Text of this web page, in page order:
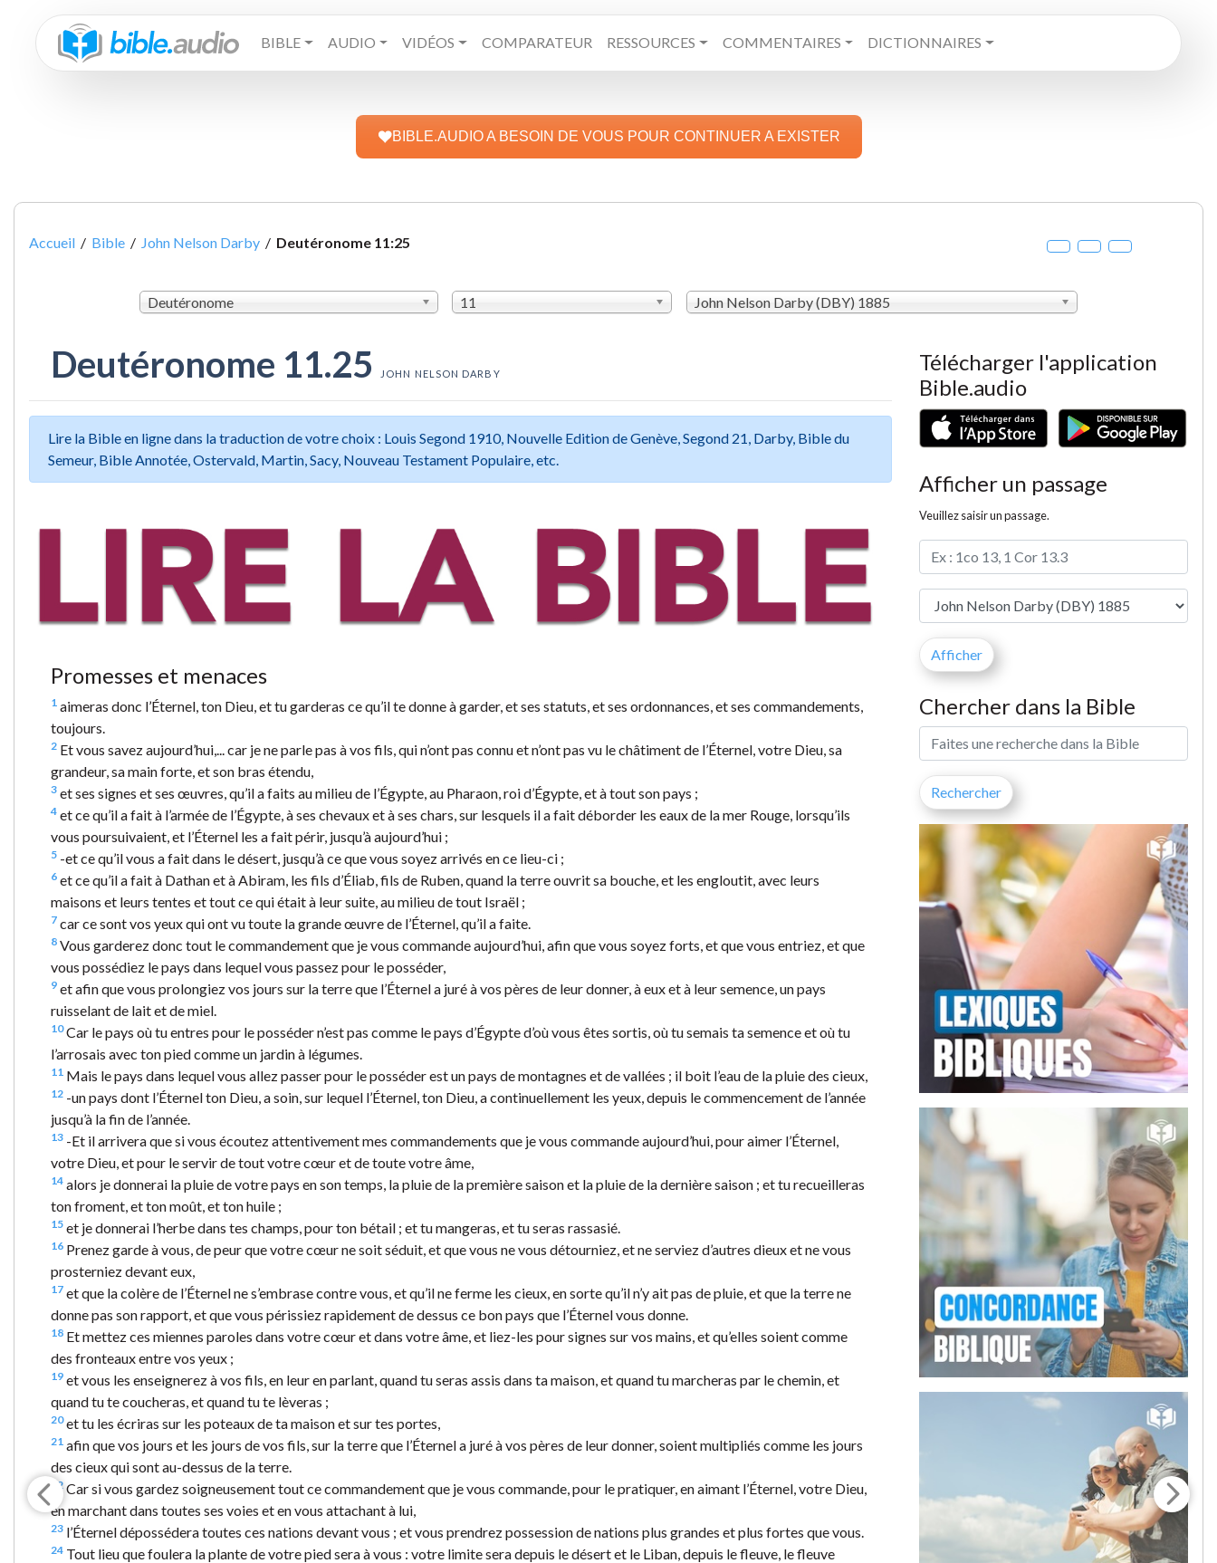
BIBLE AUDIO VIDÉOS COMPARATEUR RESSOURCES COMMENTAIRES DICTIONNAIRES
BIBLE.AUDIO A BESOIN DE VOUS POUR CONTINUER A EXISTER
Accueil / Bible / John Nelson Darby / Deutéronome 11:25
Deutéronome 11 John Nelson Darby (DBY) 1885
Deutéronome 11.25 JOHN NELSON DARBY
Lire la Bible en ligne dans la traduction de votre choix : Louis Segond 1910, Nouvelle Edition de Genève, Segond 21, Darby, Bible du
Semeur, Bible Annotée, Ostervald, Martin, Sacy, Nouveau Testament Populaire, etc.
Promesses et menaces
1 aimeras donc l’Éternel, ton Dieu, et tu garderas ce qu’il te donne à garder, et ses statuts, et ses ordonnances, et ses commandements,
toujours.
2 Et vous savez aujourd’hui,... car je ne parle pas à vos fils, qui n’ont pas connu et n’ont pas vu le châtiment de l’Éternel, votre Dieu, sa
grandeur, sa main forte, et son bras étendu,
3 et ses signes et ses œuvres, qu’il a faits au milieu de l’Égypte, au Pharaon, roi d’Égypte, et à tout son pays ;
4 et ce qu’il a fait à l’armée de l’Égypte, à ses chevaux et à ses chars, sur lesquels il a fait déborder les eaux de la mer Rouge, lorsqu’ils
vous poursuivaient, et l’Éternel les a fait périr, jusqu’à aujourd’hui ;
5 -et ce qu’il vous a fait dans le désert, jusqu’à ce que vous soyez arrivés en ce lieu-ci ;
6 et ce qu’il a fait à Dathan et à Abiram, les fils d’Éliab, fils de Ruben, quand la terre ouvrit sa bouche, et les engloutit, avec leurs
maisons et leurs tentes et tout ce qui était à leur suite, au milieu de tout Israël ;
7 car ce sont vos yeux qui ont vu toute la grande œuvre de l’Éternel, qu’il a faite.
8 Vous garderez donc tout le commandement que je vous commande aujourd’hui, afin que vous soyez forts, et que vous entriez, et que
vous possédiez le pays dans lequel vous passez pour le posséder,
9 et afin que vous prolongiez vos jours sur la terre que l’Éternel a juré à vos pères de leur donner, à eux et à leur semence, un pays
ruisselant de lait et de miel.
10Car le pays où tu entres pour le posséder n’est pas comme le pays d’Égypte d’où vous êtes sortis, où tu semais ta semence et où tu
l’arrosais avec ton pied comme un jardin à légumes.
11 Mais le pays dans lequel vous allez passer pour le posséder est un pays de montagnes et de vallées ; il boit l’eau de la pluie des cieux,
12 -un pays dont l’Éternel ton Dieu, a soin, sur lequel l’Éternel, ton Dieu, a continuellement les yeux, depuis le commencement de l’année
jusqu’à la fin de l’année.
13 -Et il arrivera que si vous écoutez attentivement mes commandements que je vous commande aujourd’hui, pour aimer l’Éternel,
votre Dieu, et pour le servir de tout votre cœur et de toute votre âme,
14 alors je donnerai la pluie de votre pays en son temps, la pluie de la première saison et la pluie de la dernière saison ; et tu recueilleras
ton froment, et ton moût, et ton huile ;
15 et je donnerai l’herbe dans tes champs, pour ton bétail ; et tu mangeras, et tu seras rassasié.
16 Prenez garde à vous, de peur que votre cœur ne soit séduit, et que vous ne vous détourniez, et ne serviez d’autres dieux et ne vous
prosterniez devant eux,
17 et que la colère de l’Éternel ne s’embrase contre vous, et qu’il ne ferme les cieux, en sorte qu’il n’y ait pas de pluie, et que la terre ne
donne pas son rapport, et que vous périssiez rapidement de dessus ce bon pays que l’Éternel vous donne.
18 Et mettez ces miennes paroles dans votre cœur et dans votre âme, et liez-les pour signes sur vos mains, et qu’elles soient comme
des fronteaux entre vos yeux ;
19 et vous les enseignerez à vos fils, en leur en parlant, quand tu seras assis dans ta maison, et quand tu marcheras par le chemin, et
quand tu te coucheras, et quand tu te lèveras ;
20et tu les écriras sur les poteaux de ta maison et sur tes portes,
21 afin que vos jours et les jours de vos fils, sur la terre que l’Éternel a juré à vos pères de leur donner, soient multipliés comme les jours
des cieux qui sont au-dessus de la terre.
22 Car si vous gardez soigneusement tout ce commandement que je vous commande, pour le pratiquer, en aimant l’Éternel, votre Dieu,
en marchant dans toutes ses voies et en vous attachant à lui,
23 l’Éternel dépossédera toutes ces nations devant vous ; et vous prendrez possession de nations plus grandes et plus fortes que vous.
24 Tout lieu que foulera la plante de votre pied sera à vous : votre limite sera depuis le désert et le Liban, depuis le fleuve, le fleuve
Télécharger l'application
Bible.audio
Afficher un passage
Veuillez saisir un passage.
Chercher dans la Bible